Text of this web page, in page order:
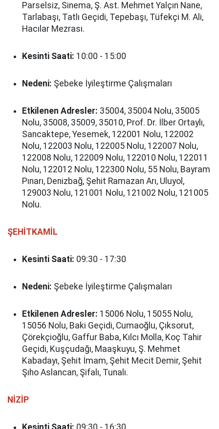
Parselsiz, Sinema, Ş. Ast. Mehmet Yalçın Nane,
Tarlabaşı, Tatlı Geçidi, Tepebaşı, Tüfekçi M. Ali,
Hacılar Mezrası.
Kesinti Saati: 10:00 - 15:00
Nedeni: Şebeke İyileştirme Çalışmaları
Etkilenen Adresler: 35004, 35004 Nolu, 35005
Nolu, 35008, 35009, 35010, Prof. Dr. İlber Ortaylı,
Sancaktepe, Yesemek, 122001 Nolu, 122002
Nolu, 122003 Nolu, 122005 Nolu, 122007 Nolu,
122008 Nolu, 122009 Nolu, 122010 Nolu, 122011
Nolu, 122012 Nolu, 122300 Nolu, 55 Nolu, Bayram
Pınarı, Denizbağ, Şehit Ramazan Arı, Uluyol,
129003 Nolu, 121001 Nolu, 121002 Nolu, 121005
Nolu.
ŞEHİTKAMİL
Kesinti Saati: 09:30 - 17:30
Nedeni: Şebeke İyileştirme Çalışmaları
Etkilenen Adresler: 15006 Nolu, 15055 Nolu,
15056 Nolu, Baki Geçidi, Cumaoğlu, Çıksorut,
Çörekçioğlu, Gaffur Baba, Kılcı Molla, Koç Tahir
Geçidi, Kuşçudağı, Maaşkuyu, Ş. Mehmet
Kabadayı, Şehit İmam, Şehit Mecit Demir, Şehit
Şıho Aslancan, Şifalı, Tunalı.
NİZİP
Kesinti Saati: 09:30 - 16:30